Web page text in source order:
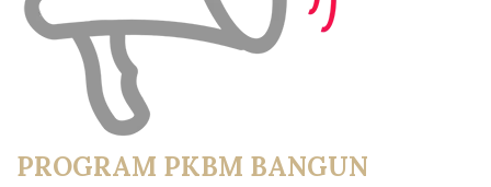
PROGRAM PKBM BANGUN